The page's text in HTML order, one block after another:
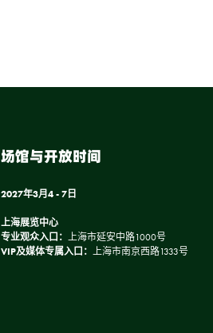
场馆与开放时间
2027年3月4 - 7日
上海展览中心
专业观众入口： 上海市延安中路1000号
VIP及媒体专属入口： 上海市南京西路1333号